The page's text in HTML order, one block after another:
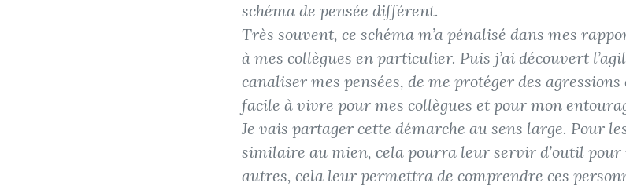
schéma de pensée différent.
Très souvent, ce schéma m’a pénalisé dans mes
à mes collègues en particulier. Puis j’ai découvert
canaliser mes pensées, de me protéger des
facile à vivre pour mes collègues et pour mon
Je vais partager cette démarche au sens large. Pour
similaire au mien, cela pourra leur servir d’outil
autres, cela leur permettra de comprendre ces